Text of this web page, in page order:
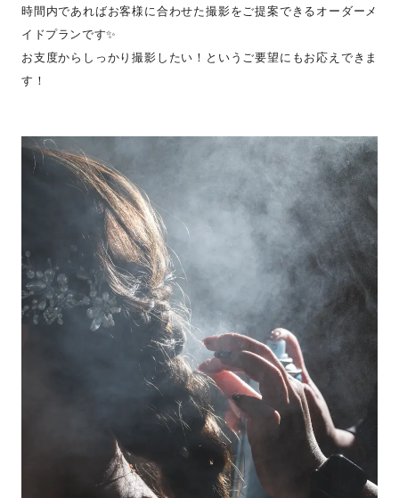
時間内であればお客様に合わせた撮影をご提案できるオーダーメ
イドプランです✨
お支度からしっかり撮影したい！というご要望にもお応えできま
す！